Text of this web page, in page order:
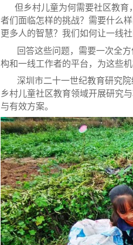
但乡村儿童为何需要社区教育
者们面临怎样的挑战？需要什么
更多人的智慧？我们如何让一线
回答这些问题，需要一次全方
构和一线工作者的平台，为这些
深圳市二十一世纪教育研究院
乡村儿童社区教育领域开展研究
与有效方案。